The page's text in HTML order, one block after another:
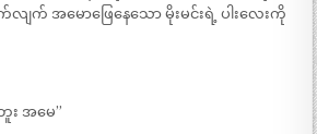
လျက် အမောဖြေနေသော မိုးမင်းရဲ့ ပါးလေးကို
း အမေ”